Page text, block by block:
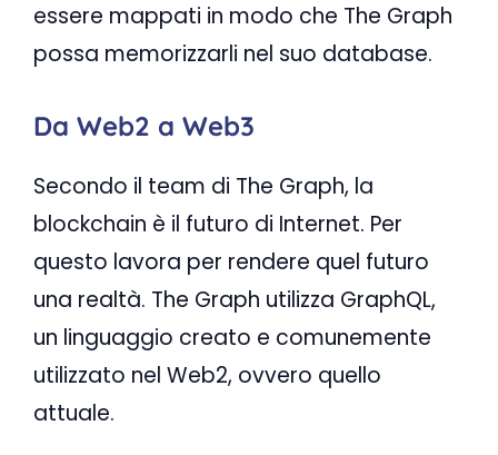
essere mappati in modo che The Graph
possa memorizzarli nel suo database.
Da Web2 a Web3
Secondo il team di The Graph, la
blockchain è il futuro di Internet. Per
questo lavora per rendere quel futuro
una realtà. The Graph utilizza GraphQL,
un linguaggio creato e comunemente
utilizzato nel Web2, ovvero quello
attuale.